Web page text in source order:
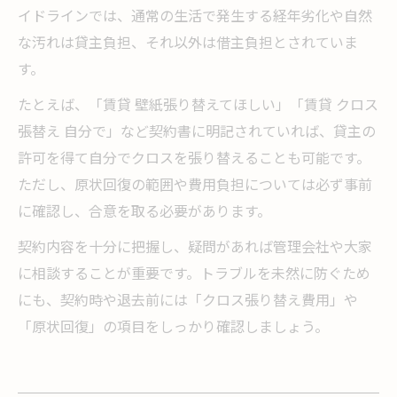
イドラインでは、通常の生活で発生する経年劣化や自然
な汚れは貸主負担、それ以外は借主負担とされていま
す。
たとえば、「賃貸 壁紙張り替えてほしい」「賃貸 クロス
張替え 自分で」など契約書に明記されていれば、貸主の
許可を得て自分でクロスを張り替えることも可能です。
ただし、原状回復の範囲や費用負担については必ず事前
に確認し、合意を取る必要があります。
契約内容を十分に把握し、疑問があれば管理会社や大家
に相談することが重要です。トラブルを未然に防ぐため
にも、契約時や退去前には「クロス張り替え費用」や
「原状回復」の項目をしっかり確認しましょう。